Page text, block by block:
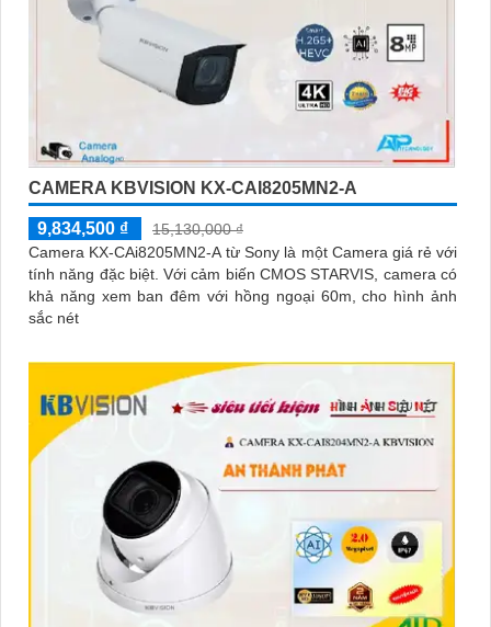
CAMERA KBVISION KX-CAI8205MN2-A
9,834,500 ₫
15,130,000 ₫
Camera KX-CAi8205MN2-A từ Sony là một Camera giá rẻ với
tính năng đặc biệt. Với cảm biến CMOS STARVIS, camera có
khả năng xem ban đêm với hồng ngoại 60m, cho hình ảnh
sắc nét